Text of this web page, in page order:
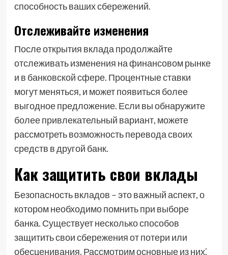
способность ваших сбережений.
Отслеживайте изменения
После открытия вклада продолжайте
отслеживать изменения на финансовом рынке
и в банковской сфере. Процентные ставки
могут меняться, и может появиться более
выгодное предложение. Если вы обнаружите
более привлекательный вариант, можете
рассмотреть возможность перевода своих
средств в другой банк.
Как защитить свои вклады
Безопасность вкладов – это важный аспект, о
котором необходимо помнить при выборе
банка. Существует несколько способов
защитить свои сбережения от потери или
обесценивания. Рассмотрим основные из них⁚